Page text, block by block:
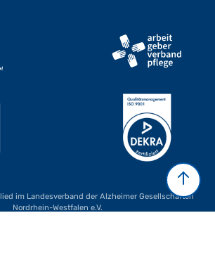
im Landesverband der Alzheimer Gesellschaften
Nordrhein-Westfalen e.V.